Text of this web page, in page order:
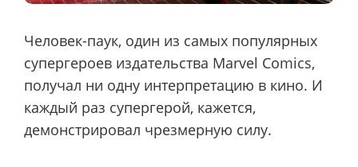
Человек-паук, один из самых популярных
супергероев издательства Marvel Comics,
получал ни одну интерпретацию в кино. И
каждый раз супергерой, кажется,
демонстрировал чрезмерную силу.